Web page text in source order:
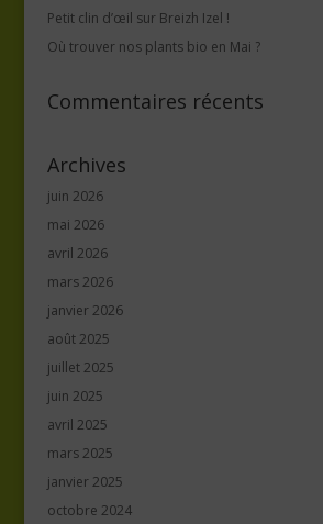
Petit clin d’œil sur Breizh Izel !
Où trouver nos plants bio en Mai ?
Commentaires récents
Archives
juin 2026
mai 2026
avril 2026
mars 2026
janvier 2026
août 2025
juillet 2025
juin 2025
avril 2025
mars 2025
janvier 2025
octobre 2024